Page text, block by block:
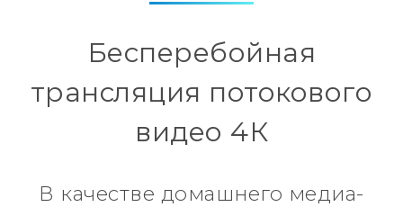
Бесперебойная
трансляция потокового
видео 4К
В качестве домашнего медиа-